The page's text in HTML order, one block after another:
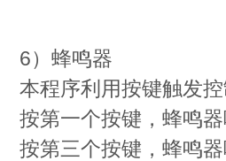
6）蜂鸣器
本程序利用按键触发
按第一个按键，蜂鸣
按第三个按键，蜂鸣